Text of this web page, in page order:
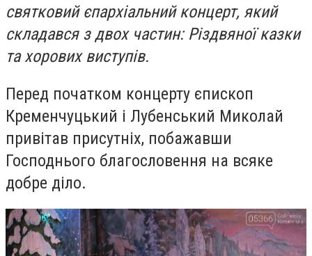
святковий єпархіальний концерт, який
складався з двох частин: Різдвяної казки
та хорових виступів.
Перед початком концерту єпископ
Кременчуцький і Лубенський Миколай
привітав присутніх, побажавши
Господнього благословення на всяке
добре діло.